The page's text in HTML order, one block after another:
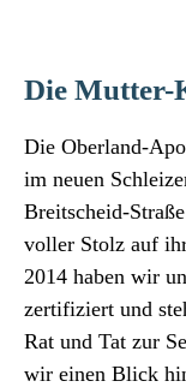
Die Mutter-
Die Oberland-
im neuen
Breitscheid-
voller Stolz auf
2014 haben wir
zertifiziert und
Rat und Tat zur
wir einen Blick